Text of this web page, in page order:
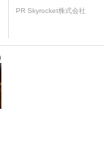
PR Skyrocket株式会社